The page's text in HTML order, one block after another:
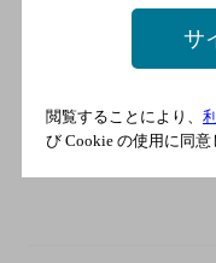
サ
閲覧することにより、
び Cookie の使用に同意